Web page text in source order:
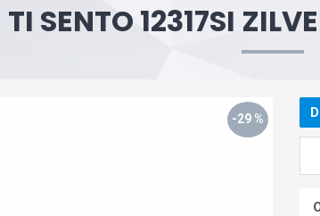
TI SENTO 12317SI
-29 %